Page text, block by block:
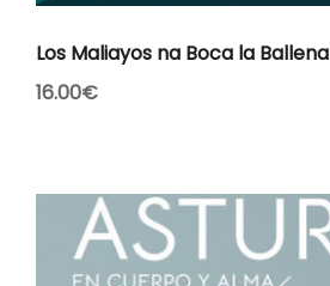
Los Maliayos na Boca la Ballena
16.00€